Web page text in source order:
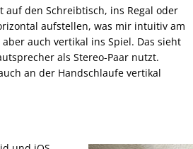
den Schreibtisch, ins Regal oder
aufstellen, was mir intuitiv am
auch vertikal ins Spiel. Das sieht
als Stereo-Paar nutzt.
an der Handschlaufe vertikal